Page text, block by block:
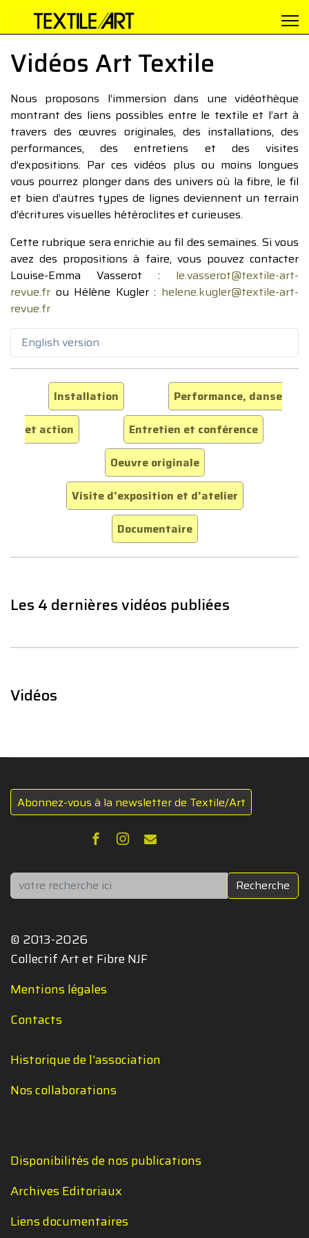
Vidéos Art Textile
Nous proposons l’immersion dans une vidéothèque
montrant des liens possibles entre le textile et l’art à
travers des œuvres originales, des installations, des
performances, des entretiens et des visites
d’expositions. Par ces vidéos plus ou moins longues
vous pourrez plonger dans des univers où la fibre, le fil
et bien d’autres types de lignes deviennent un terrain
d’écritures visuelles hétéroclites et curieuses.
Cette rubrique sera enrichie au fil des semaines. Si vous
avez des propositions à faire, vous pouvez contacter
Louise-Emma Vasserot : le.vasserot@textile-art-
revue.fr ou Hélène Kugler : helene.kugler@textile-art-
revue.fr
English version
Installation
Performance, danse
et action
Entretien et conférence
Oeuvre originale
Visite d'exposition et d'atelier
Documentaire
Les 4 dernières vidéos publiées
Vidéos
Abonnez-vous à la newsletter de Textile/Art
Rechercher Recherche
© 2013-2026
Collectif Art et Fibre NJF
Mentions légales
Contacts
Historique de l'association
Nos collaborations
Disponibilités de nos publications
Archives Editoriaux
Liens documentaires